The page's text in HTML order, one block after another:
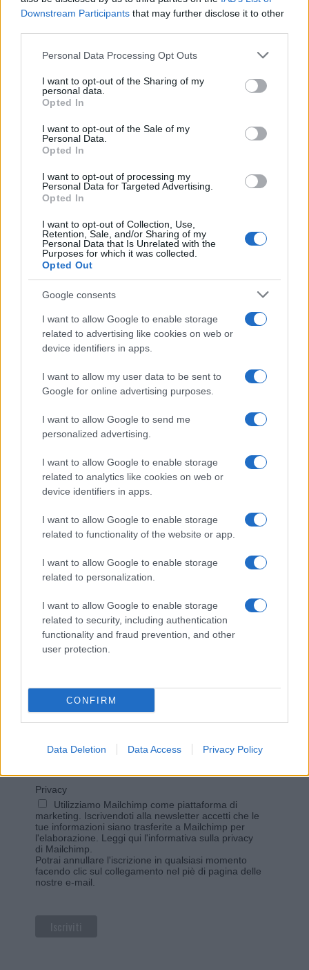
Downstream Participants that may further disclose it to other
Please note that this website/app uses one or more Google
not limited to your visit or usage behaviour. You may click to
grant or deny consent to Google and its third-party tags to
use your data for below specified purposes in below Google
consent section.
Personal Data Processing Opt Outs
I want to opt-out of the Sharing of my
personal data.
Opted In
I want to opt-out of the Sale of my
Personal Data.
Opted In
I want to opt-out of processing my
Personal Data for Targeted Advertising.
Opted In
I want to opt-out of Collection, Use,
Retention, Sale, and/or Sharing of my
Personal Data that Is Unrelated with the
Purposes for which it was collected.
Opted Out
Google consents
I want to allow Google to enable storage
related to advertising like cookies on web or
device identifiers in apps.
I want to allow my user data to be sent to
Google for online advertising purposes.
I want to allow Google to send me
personalized advertising.
I want to allow Google to enable storage
related to analytics like cookies on web or
device identifiers in apps.
I want to allow Google to enable storage
related to functionality of the website or app.
I want to allow Google to enable storage
related to personalization.
I want to allow Google to enable storage
related to security, including authentication
functionality and fraud prevention, and other
user protection.
CONFIRM
Data Deletion Data Access Privacy Policy
NECROLOGIE
Mario Malu
Paolo Pinna
I nostri cari
I nostri cari
I nostri cari
Giovannimaria Cabras
Invia un Comunicato Stampa| Pubblicità Segnala
Vuoi rimanere sempre aggiornato?
email periodiche contenenti le ultime notizie pubblicate
sul sito web!
*
Privacy
Utilizziamo Mailchimp come piattaforma di
marketing. Iscrivendoti alla newsletter accetti che le
tue informazioni siano trasferite a Mailchimp per
l'elaborazione. Leggi qui l'informativa sulla privacy
di Mailchimp
Potrai annullare l'iscrizione in qualsiasi momento
facendo clic sul collegamento nel piè di pagina delle
nostre e-mail.